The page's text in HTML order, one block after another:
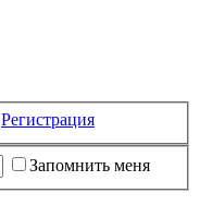
Регистрация
Запомнить меня